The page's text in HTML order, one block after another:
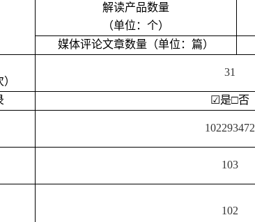
解读产品数量
（单位：个）
媒体评论文章数量（单位：篇）
31
☑是□否
102293472
103
102